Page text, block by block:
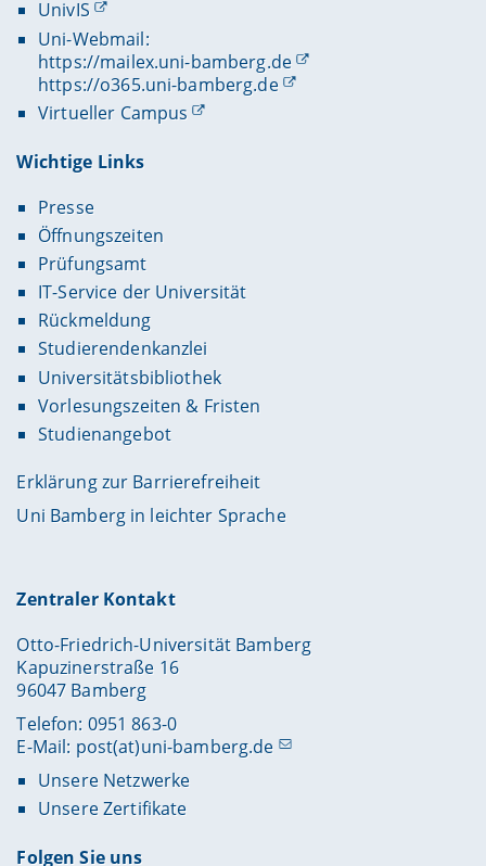
UnivIS
Uni-Webmail:
https://mailex.uni-bamberg.de
https://o365.uni-bamberg.de
Virtueller Campus
Wichtige Links
Presse
Öffnungszeiten
Prüfungsamt
IT-Service der Universität
Rückmeldung
Studierendenkanzlei
Universitätsbibliothek
Vorlesungszeiten & Fristen
Studienangebot
Erklärung zur Barrierefreiheit
Uni Bamberg in leichter Sprache
Zentraler Kontakt
Otto-Friedrich-Universität Bamberg
Kapuzinerstraße 16
96047 Bamberg
Telefon: 0951 863-0
E-Mail: post(at)uni-bamberg.de
Unsere Netzwerke
Unsere Zertifikate
Folgen Sie uns